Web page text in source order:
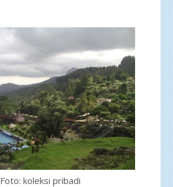
Foto: koleksi pribadi